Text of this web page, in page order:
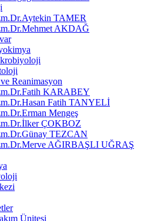
TAMER
AKDAĞ
Reanimasyon
KARABEY
Fatih TANYELİ
Mengeş
ÇOKBOZ
TEZCAN
AĞIRBAŞLI UĞRAŞ
Ünitesi